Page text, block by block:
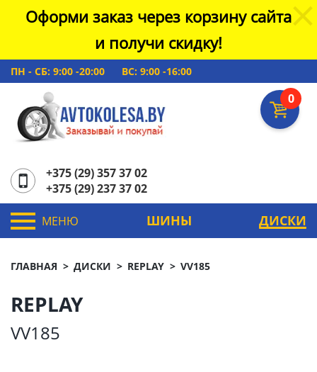
Оформи заказ через корзину сайта
и получи скидку!
ПН - СБ: 9:00 -20:00 ВС: 9:00 -16:00
0
+375 (29) 357 37 02
+375 (29) 237 37 02
МЕНЮ ШИНЫ ДИСКИ
ГЛАВНАЯ ДИСКИ REPLAY VV185
REPLAY
VV185